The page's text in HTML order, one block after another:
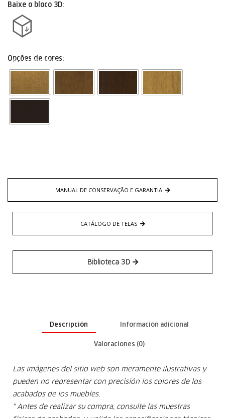
Baixe o bloco 3D:
Opções de cores:
Acabamentos
MANUAL DE CONSERVAÇÃO E GARANTIA
CATÁLOGO DE TELAS
Biblioteca 3D
Descripción Información adicional
Valoraciones (0)
Las imágenes del sitio web son meramente ilustrativas y
pueden no representar con precisión los colores de los
acabados de los muebles.
* Antes de realizar su compra, consulte las muestras